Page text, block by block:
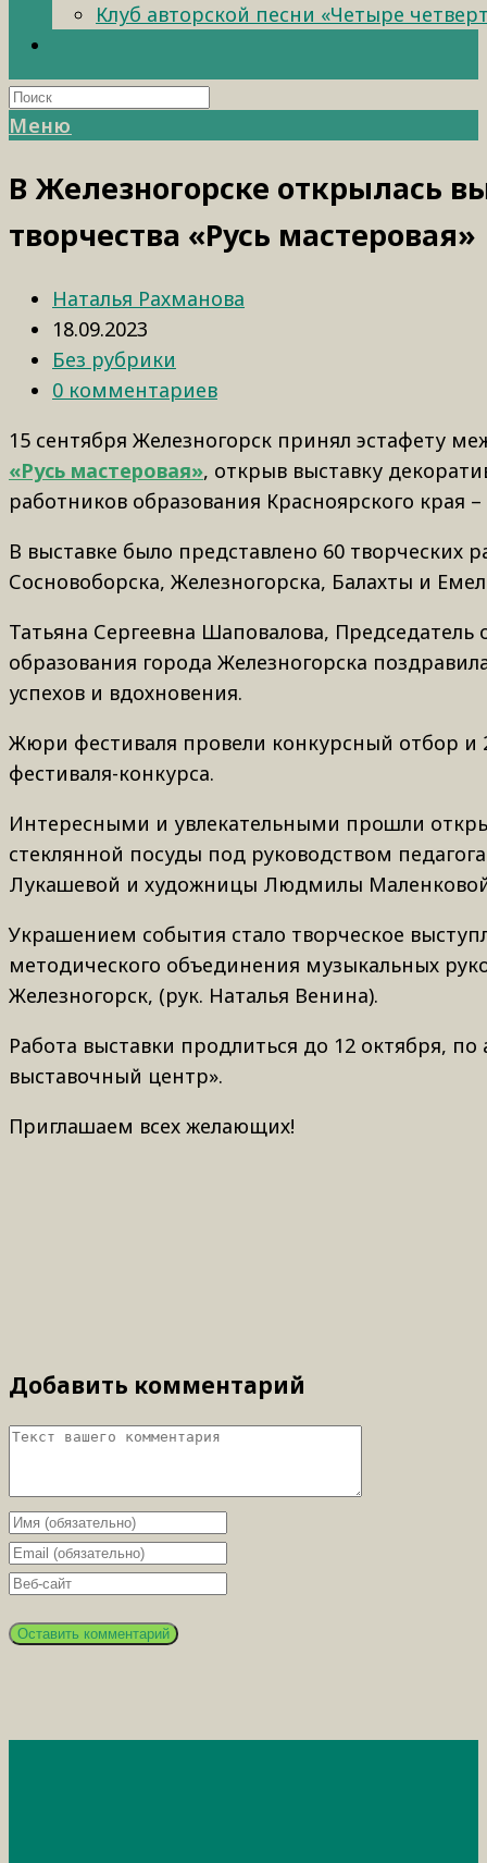
Клуб авторской песни «Четыре
Меню
В Железногорске открылась
творчества «Русь мастеровая»
Наталья Рахманова
18.09.2023
Без рубрики
0 комментариев
15 сентября Железногорск принял эстафету
«Русь мастеровая», открыв выставку
работников образования Красноярского края
В выставке было представлено 60 творческих
Сосновоборска, Железногорска, Балахты и
Татьяна Сергеевна Шаповалова,
образования города Железногорска
успехов и вдохновения.
Жюри фестиваля провели конкурсный отбор и
фестиваля-конкурса.
Интересными и увлекательными прошли
стеклянной посуды под руководством
Лукашевой и художницы Людмилы
Украшением события стало творческое
методического объединения музыкальных
Железногорск, (рук. Наталья Венина).
Работа выставки продлиться до 12 октября,
выставочный центр».
Приглашаем всех желающих!
Добавить комментарий